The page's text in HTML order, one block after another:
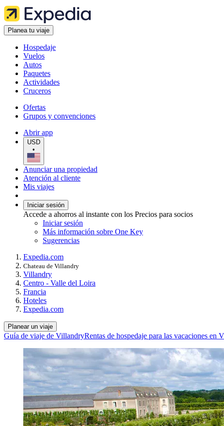
Planea tu viaje
Hospedaje
Vuelos
Autos
Paquetes
Actividades
Cruceros
Ofertas
Grupos y convenciones
Abrir app
USD
•
Anunciar una propiedad
Atención al cliente
Mis viajes
Iniciar sesión
Accede a ahorros al instante con los Precios para socios
Iniciar sesión
Más información sobre One Key
Sugerencias
Expedia.com
Chateau de Villandry
Villandry
Centro - Valle del Loira
Francia
Hoteles
Expedia.com
Planear un viaje
Guía de viaje de VillandryRentas de hospedaje para las vacaciones en